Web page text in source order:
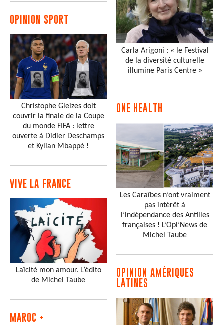
OPINION SPORT
Christophe Gleizes doit
couvrir la finale de la Coupe
du monde FIFA : lettre
ouverte à Didier Deschamps
et Kylian Mbappé !
VIVE LA FRANCE
Laïcité mon amour. L’édito
de Michel Taube
MAROC +
Carla Arigoni : « le Festival
de la diversité culturelle
illumine Paris Centre »
ONE HEALTH
Les Caraïbes n’ont vraiment
pas intérêt à
l’indépendance des Antilles
françaises ! L’Opi’News de
Michel Taube
OPINION AMÉRIQUES
LATINES